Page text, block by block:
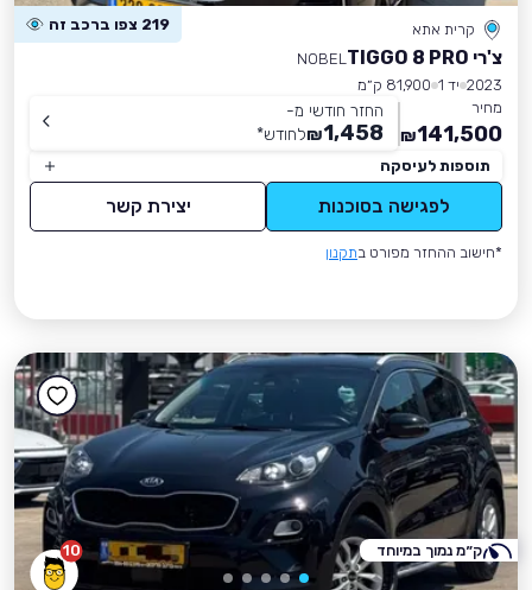
קרית אתא 219 צפו ברכב זה
צ'רי TIGGO 8 PRO
NOBEL
2023 יד 1
81,900 ק״מ
מחיר
141,500
₪
החזר חודשי מ-
1,458
₪לחודש*
תוספות לעיסקה
לפגישה בסוכנות יצירת קשר
*חישוב ההחזר מפורט בתקנון
10 ק״מ נמוך במיוחד